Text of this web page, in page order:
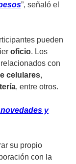
”, señaló el
pueden
oficio. Los
con
celulares,
, entre otros.
y
su propio
con la